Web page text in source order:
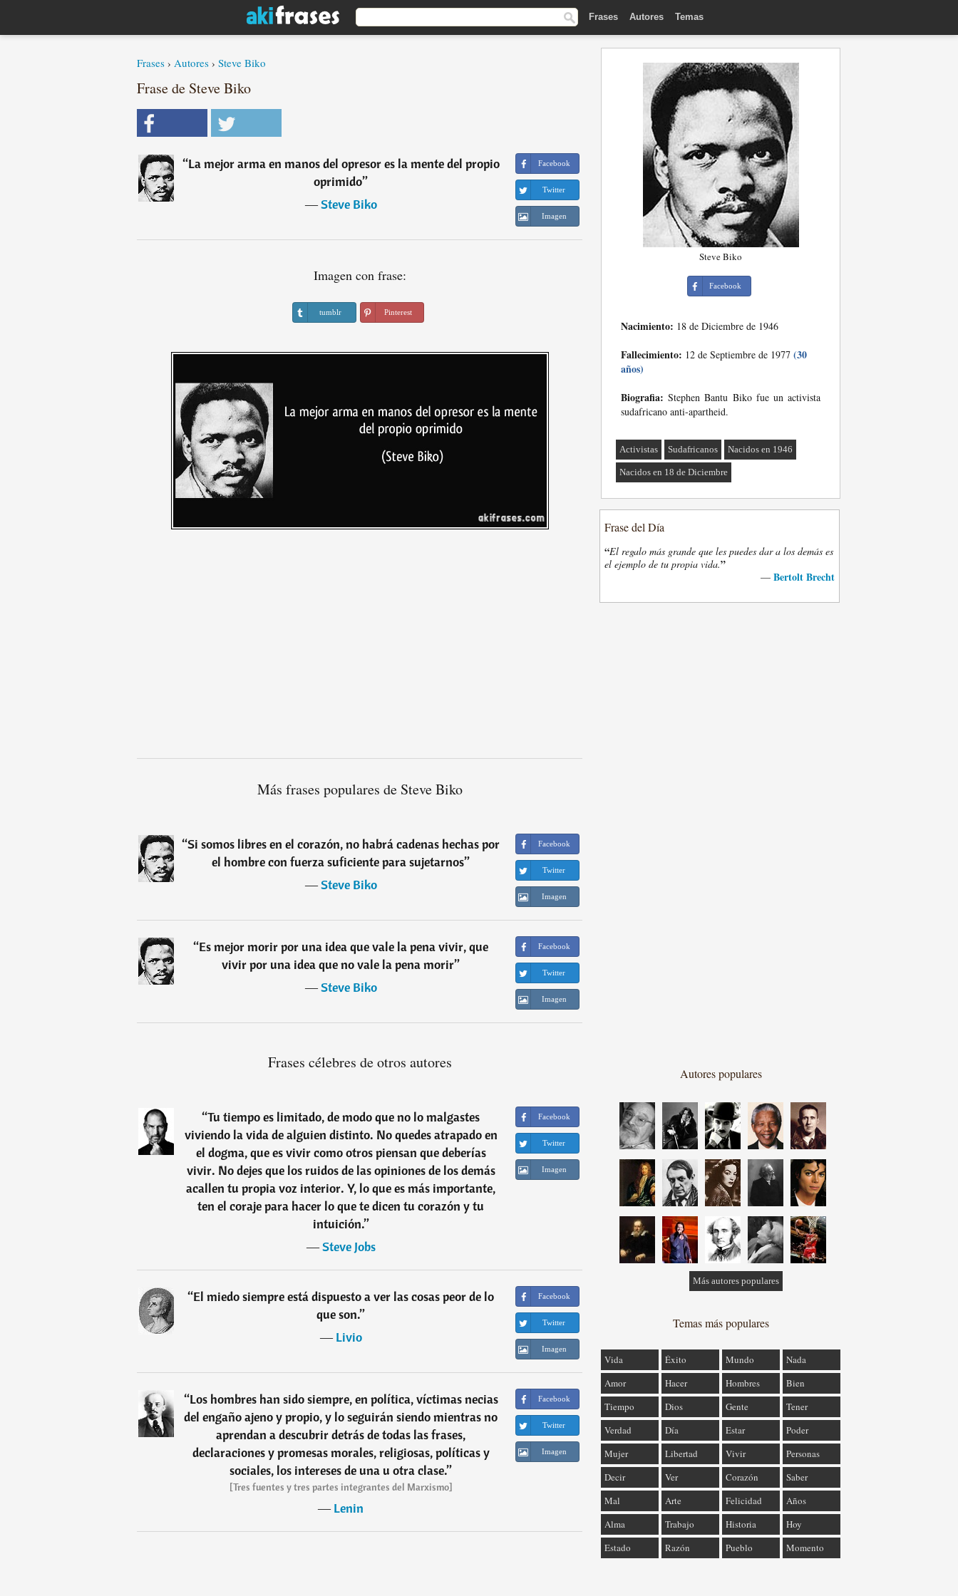
Frases Autores Temas
Frases › Autores › Steve Biko
Frase de Steve Biko
“La mejor arma en manos del opresor es la mente del propio
oprimido”
―Steve Biko
Facebook
Twitter
Imagen
Imagen con frase:
tumblr Pinterest
Más frases populares de Steve Biko
“Si somos libres en el corazón, no habrá cadenas hechas por
el hombre con fuerza suficiente para sujetarnos”
―Steve Biko
Facebook
Twitter
Imagen
“Es mejor morir por una idea que vale la pena vivir, que
vivir por una idea que no vale la pena morir”
―Steve Biko
Facebook
Twitter
Imagen
Frases célebres de otros autores
“Tu tiempo es limitado, de modo que no lo malgastes
viviendo la vida de alguien distinto. No quedes atrapado en
el dogma, que es vivir como otros piensan que deberías
vivir. No dejes que los ruidos de las opiniones de los demás
acallen tu propia voz interior. Y, lo que es más importante,
ten el coraje para hacer lo que te dicen tu corazón y tu
intuición.”
―Steve Jobs
Facebook
Twitter
Imagen
“El miedo siempre está dispuesto a ver las cosas peor de lo
que son.”
―Livio
Facebook
Twitter
Imagen
“Los hombres han sido siempre, en política, víctimas necias
del engaño ajeno y propio, y lo seguirán siendo mientras no
aprendan a descubrir detrás de todas las frases,
declaraciones y promesas morales, religiosas, políticas y
sociales, los intereses de una u otra clase.”
[Tres fuentes y tres partes integrantes del Marxismo]
―Lenin
Facebook
Twitter
Imagen
Steve Biko
Facebook
Nacimiento: 18 de Diciembre de 1946
Fallecimiento: 12 de Septiembre de 1977 (30
años)
Biografia: Stephen Bantu Biko fue un activista
sudafricano anti-apartheid.
Activistas Sudafricanos Nacidos en 1946
Nacidos en 18 de Diciembre
Frase del Día
“El regalo más grande que les puedes dar a los demás es
el ejemplo de tu propia vida.”
— Bertolt Brecht
Autores populares
Más autores populares
Temas más populares
Vida Éxito Mundo
Nada
Amor
Hacer Hombres
Bien
Tiempo
Dios Gente
Tener
Verdad
Día Estar
Poder
Mujer
Libertad Vivir
Personas
Decir
Ver Corazón
Saber
Mal
Arte Felicidad
Años
Alma
Trabajo Historia
Hoy
Estado
Razón Pueblo Momento